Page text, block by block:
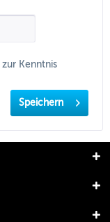
zur Kenntnis
Speichern